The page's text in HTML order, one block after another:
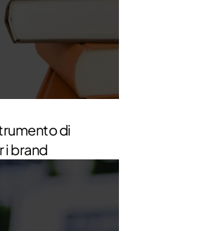
di
i brand